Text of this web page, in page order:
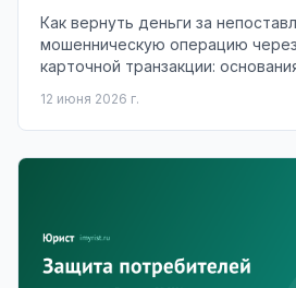
Как вернуть деньги за
мошенническую операцию
карточной транзакции:
12 июня 2026 г.